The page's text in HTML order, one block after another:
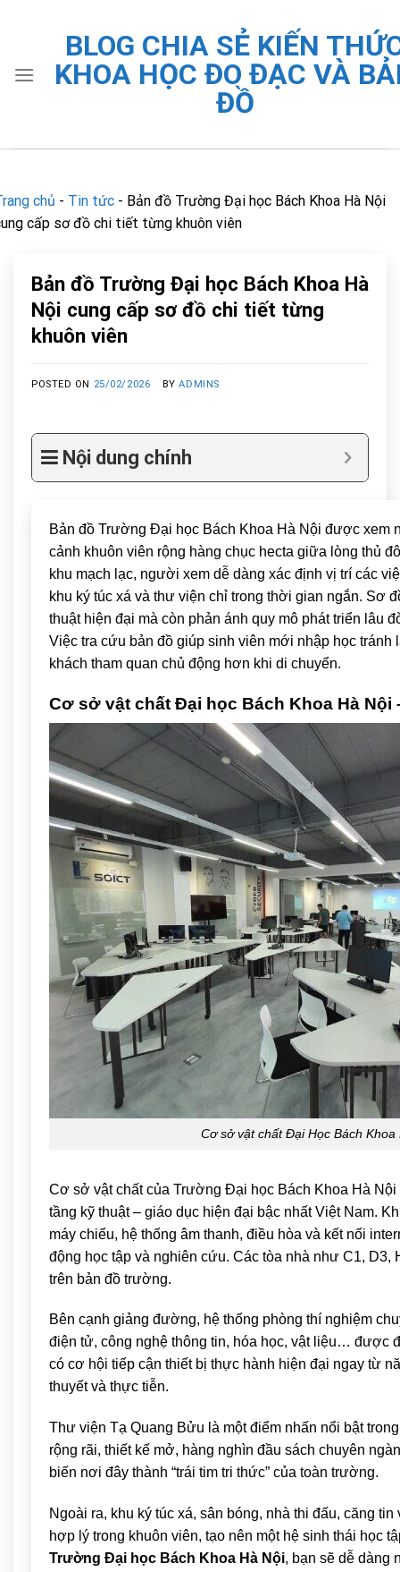
BLOG CHIA SẺ KIẾN
KHOA HỌC ĐO ĐẠC VÀ
ĐỒ
chủ - Tin tức - Bản đồ Trường Đại học Bách Khoa Hà Nội
cấp sơ đồ chi tiết từng khuôn viên
Bản đồ Trường Đại học Bách Khoa Hà
Nội cung cấp sơ đồ chi tiết từng
khuôn viên
POSTED ON 25/02/2026 BYADMINS
Nội dung chính
Bản đồ Trường Đại học Bách Khoa Hà Nội được xem
cảnh khuôn viên rộng hàng chục hecta giữa lòng thủ
khu mạch lạc, người xem dễ dàng xác định vị trí các
khu ký túc xá và thư viện chỉ trong thời gian ngắn. Sơ
thuật hiện đại mà còn phản ánh quy mô phát triển lâu
Việc tra cứu bản đồ giúp sinh viên mới nhập học
khách tham quan chủ động hơn khi di chuyển.
Cơ sở vật chất Đại học Bách Khoa Hà Nội
Cơ sở vật chất Đại Học Bách Khoa
Cơ sở vật chất của Trường Đại học Bách Khoa Hà Nội
tầng kỹ thuật – giáo dục hiện đại bậc nhất Việt Nam.
máy chiếu, hệ thống âm thanh, điều hòa và kết nối
động học tập và nghiên cứu. Các tòa nhà như C1,
trên bản đồ trường.
Bên cạnh giảng đường, hệ thống phòng thí nghiệm
điện tử, công nghệ thông tin, hóa học, vật liệu… được
có cơ hội tiếp cận thiết bị thực hành hiện đại ngay từ
thuyết và thực tiễn.
Thư viện Tạ Quang Bửu là một điểm nhấn nổi bật
rộng rãi, thiết kế mở, hàng nghìn đầu sách chuyên
biến nơi đây thành “trái tim tri thức” của toàn trường.
Ngoài ra, khu ký túc xá, sân bóng, nhà thi đấu, căng
hợp lý trong khuôn viên, tạo nên một hệ sinh thái học
Trường Đại học Bách Khoa Hà Nội, bạn sẽ dễ dàng